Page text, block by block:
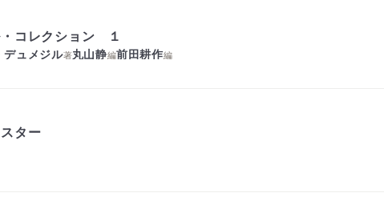
コレクション １
デュメジル著丸山静編前田耕作編
ター